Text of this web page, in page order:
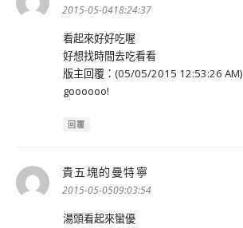
示:
2015-05-0418:24:37
看起來好好吃喔
好想找時間去吃看看
版主回覆：(05/05/2015 12:53:26 AM)
goooooo!
回覆
貴五塊的曼特寧
示:
2015-05-0509:03:54
湯頭看起來蠻優